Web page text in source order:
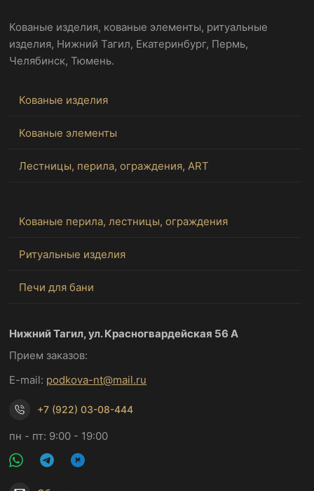
Кованые изделия, кованые элементы, ритуальные
изделия, Нижний Тагил, Екатеринбург, Пермь,
Челябинск, Тюмень.
Кованые изделия
Кованые элементы
Лестницы, перила, ограждения, ART
Кованые перила, лестницы, ограждения
Ритуальные изделия
Печи для бани
Нижний Тагил, ул. Красногвардейская 56 А
Прием заказов:
E-mail: podkova-nt@mail.ru
+7 (922) 03-08-444
пн - пт: 9:00 - 19:00